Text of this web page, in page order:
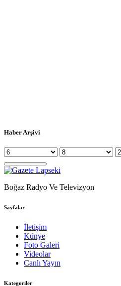
Haber Arşivi
Boğaz Radyo Ve Televizyon
Sayfalar
İletişim
Künye
Foto Galeri
Videolar
Canlı Yayın
Kategoriler